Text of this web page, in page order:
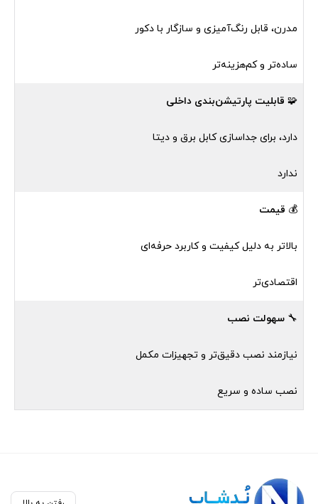
مدرن، قابل رنگ‌آمیزی و سازگار با دکور
ساده‌تر و کم‌هزینه‌تر
🧩 قابلیت پارتیشن‌بندی داخلی
دارد، برای جداسازی کابل برق و دیتا
ندارد
💰 قیمت
بالاتر به دلیل کیفیت و کاربرد حرفه‌ای
اقتصادی‌تر
🔧 سهولت نصب
نیازمند نصب دقیق‌تر و تجهیزات مکمل
نصب ساده و سریع